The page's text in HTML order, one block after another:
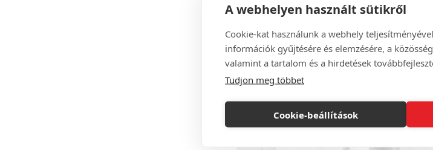
A webhelyen használt sütikről
Cookie-kat használunk a webhely
információk gyűjtésére és elemzésére, a
valamint a tartalom és a hirdetések
Tudjon meg többet
Cookie-beállítások